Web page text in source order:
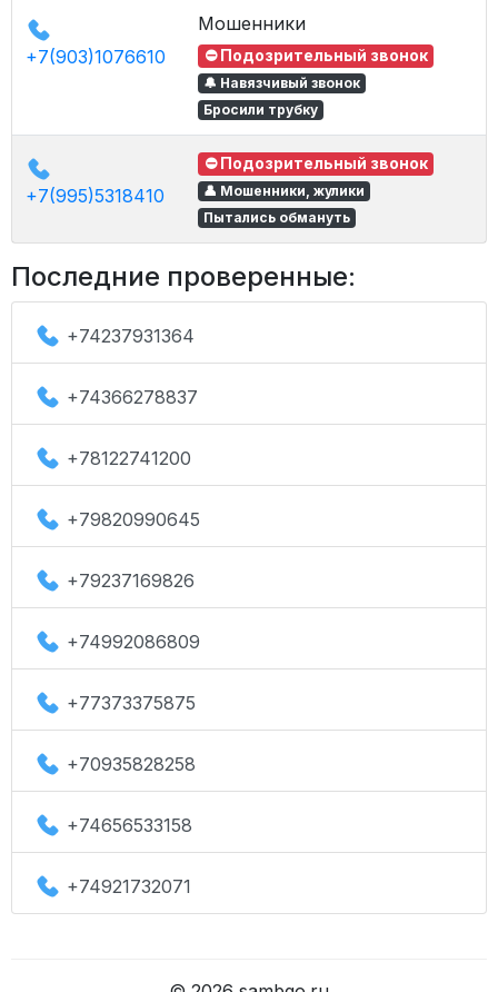
+7(903)1076610
Мошенники
⛔ Подозрительный звонок
🔔 Навязчивый звонок
Бросили трубку
+7(995)5318410
⛔ Подозрительный звонок
👤 Мошенники, жулики
Пытались обмануть
Последние проверенные:
+74237931364
+74366278837
+78122741200
+79820990645
+79237169826
+74992086809
+77373375875
+70935828258
+74656533158
+74921732071